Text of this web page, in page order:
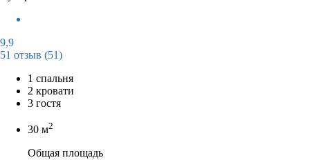
9,9
51 отзыв (51)
1 спальня
2 кровати
3 гостя
30 м2
Общая площадь